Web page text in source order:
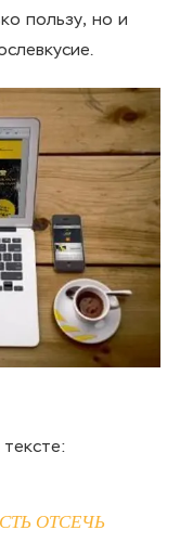
пользу, но и
ОТСЕЧЬ